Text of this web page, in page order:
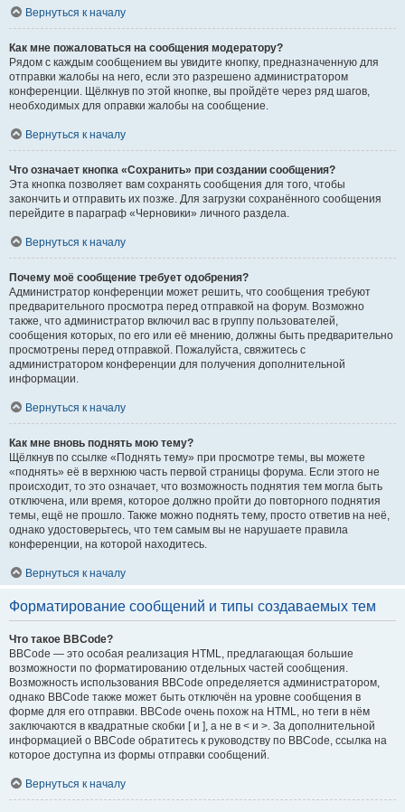
Вернуться к началу
Как мне пожаловаться на сообщения модератору?
Рядом с каждым сообщением вы увидите кнопку, предназначенную для
отправки жалобы на него, если это разрешено администратором
конференции. Щёлкнув по этой кнопке, вы пройдёте через ряд шагов,
необходимых для оправки жалобы на сообщение.
Вернуться к началу
Что означает кнопка «Сохранить» при создании сообщения?
Эта кнопка позволяет вам сохранять сообщения для того, чтобы
закончить и отправить их позже. Для загрузки сохранённого сообщения
перейдите в параграф «Черновики» личного раздела.
Вернуться к началу
Почему моё сообщение требует одобрения?
Администратор конференции может решить, что сообщения требуют
предварительного просмотра перед отправкой на форум. Возможно
также, что администратор включил вас в группу пользователей,
сообщения которых, по его или её мнению, должны быть предварительно
просмотрены перед отправкой. Пожалуйста, свяжитесь с
администратором конференции для получения дополнительной
информации.
Вернуться к началу
Как мне вновь поднять мою тему?
Щёлкнув по ссылке «Поднять тему» при просмотре темы, вы можете
«поднять» её в верхнюю часть первой страницы форума. Если этого не
происходит, то это означает, что возможность поднятия тем могла быть
отключена, или время, которое должно пройти до повторного поднятия
темы, ещё не прошло. Также можно поднять тему, просто ответив на неё,
однако удостоверьтесь, что тем самым вы не нарушаете правила
конференции, на которой находитесь.
Вернуться к началу
Форматирование сообщений и типы создаваемых тем
Что такое BBCode?
BBCode — это особая реализация HTML, предлагающая большие
возможности по форматированию отдельных частей сообщения.
Возможность использования BBCode определяется администратором,
однако BBCode также может быть отключён на уровне сообщения в
форме для его отправки. BBCode очень похож на HTML, но теги в нём
заключаются в квадратные скобки [ и ], а не в < и >. За дополнительной
информацией о BBCode обратитесь к руководству по BBCode, ссылка на
которое доступна из формы отправки сообщений.
Вернуться к началу